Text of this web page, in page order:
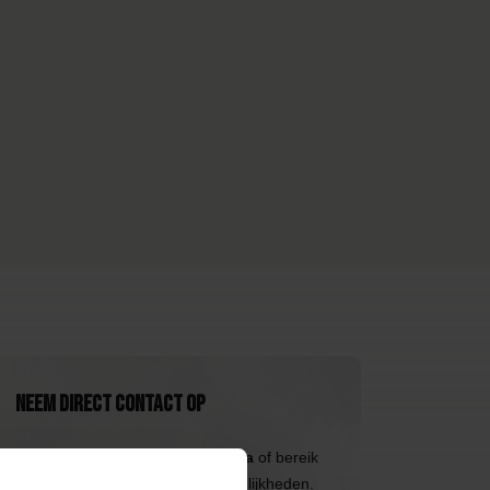
Neem direct contact op
klantenservicepagina of bereik
ons via de volgende contactmogelijkheden.